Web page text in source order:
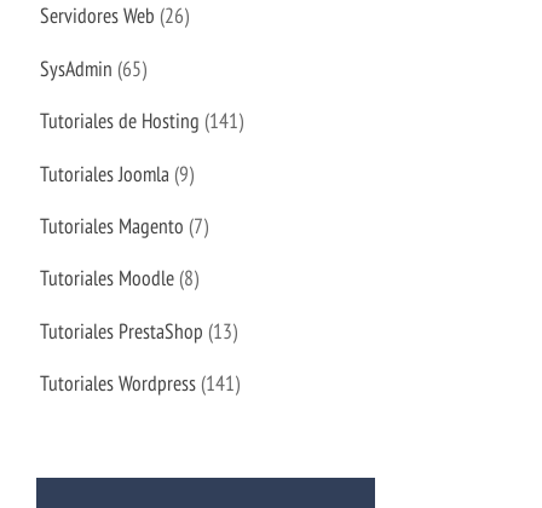
Servidores Web (26)
SysAdmin (65)
Tutoriales de Hosting (141)
Tutoriales Joomla (9)
Tutoriales Magento (7)
Tutoriales Moodle (8)
Tutoriales PrestaShop (13)
Tutoriales Wordpress (141)